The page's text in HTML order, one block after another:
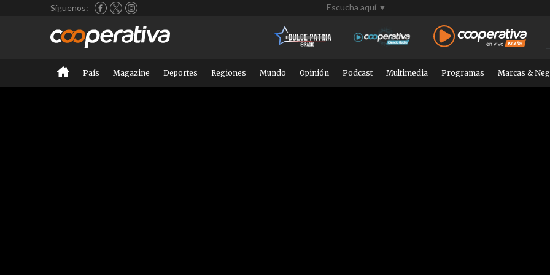
Síguenos: Escucha aquí ▼
País Magazine Deportes Regiones Mundo Opinión Podcast Multimedia Programas Marcas &